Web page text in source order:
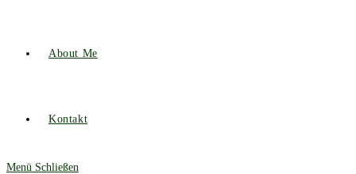
About Me
Kontakt
Menü Schließen